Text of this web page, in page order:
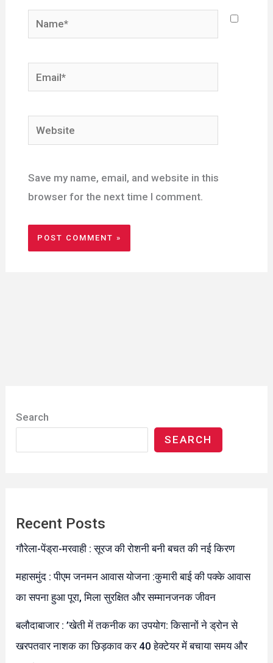
Name*
Email*
Website
Save my name, email, and website in this
browser for the next time I comment.
Search
SEARCH
Recent Posts
गौरेला-पेंड्रा-मरवाही : सूरज की रोशनी बनी बचत की नई किरण
महासमुंद : पीएम जनमन आवास योजना :कुमारी बाई की पक्के आवास
का सपना हुआ पूरा, मिला सुरक्षित और सम्मानजनक जीवन
बलौदाबाजार : ’खेती में तकनीक का उपयोग: किसानों ने ड्रोन से
खरपतवार नाशक का छिड़काव कर 40 हेक्टेयर में बचाया समय और